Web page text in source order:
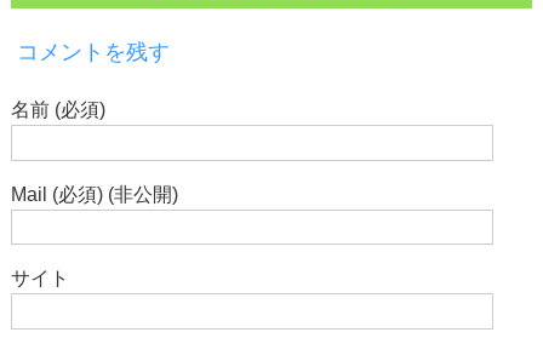
コメントを残す
名前 (必須)
Mail (必須) (非公開)
サイト